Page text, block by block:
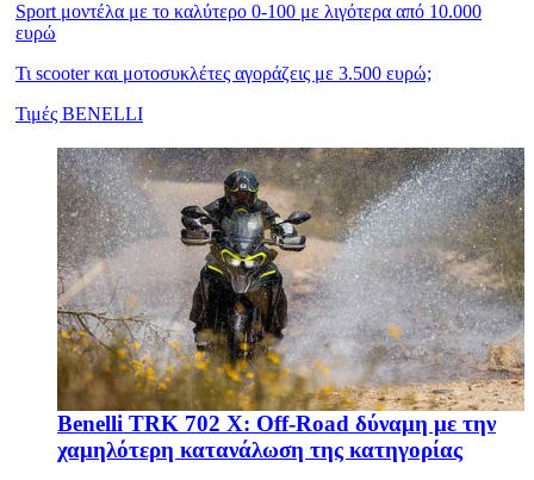
Sport μοντέλα με το καλύτερο 0-100 με λιγότερα από 10.000
ευρώ
Τι scooter και μοτοσυκλέτες αγοράζεις με 3.500 ευρώ;
Τιμές BENELLI
Benelli TRK 702 X: Off-Road δύναμη με την
χαμηλότερη κατανάλωση της κατηγορίας